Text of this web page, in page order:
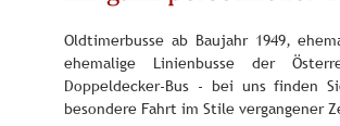
Oldtimerbusse ab Baujahr 1949,
ehemalige Linienbusse der
Doppeldecker-Bus - bei uns finden
besondere Fahrt im Stile vergangener